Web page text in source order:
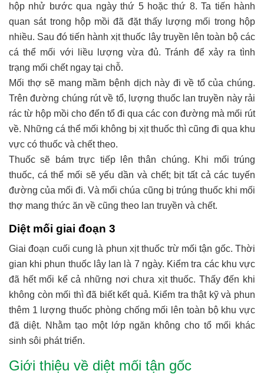
hộp nhử bước qua ngày thứ 5 hoặc thứ 8. Ta tiến hành
quan sát trong hộp mồi đã đặt thấy lượng mối trong hộp
nhiều. Sau đó tiến hành xịt thuốc lây truyền lên toàn bộ các
cá thể mối với liều lượng vừa đủ. Tránh để xảy ra tình
trạng mối chết ngay tại chỗ.
Mối thợ sẽ mang mầm bệnh dịch này đi về tổ của chúng.
Trên đường chúng rút về tổ, lượng thuốc lan truyền này rải
rác từ hộp mồi cho đến tổ đi qua các con đường mà mối rút
về. Những cá thể mối không bị xịt thuốc thì cũng đi qua khu
vực có thuốc và chết theo.
Thuốc sẽ bám trực tiếp lên thân chúng. Khi mối trúng
thuốc, cá thể mối sẽ yếu dần và chết; bịt tất cả các tuyến
đường của mối đi. Và mối chúa cũng bị trúng thuốc khi mối
thợ mang thức ăn về cũng theo lan truyền và chết.
Diệt mối giai đoạn 3
Giai đoạn cuối cung là phun xịt thuốc trừ mối tận gốc. Thời
gian khi phun thuốc lây lan là 7 ngày. Kiểm tra các khu vực
đã hết mối kể cả những nơi chưa xịt thuốc. Thấy đến khi
không còn mối thì đã biết kết quả. Kiểm tra thật kỹ và phun
thêm 1 lượng thuốc phòng chống mối lên toàn bộ khu vực
đã diệt. Nhằm tạo một lớp ngăn không cho tổ mối khác
sinh sôi phát triển.
Giới thiệu về diệt mối tận gốc